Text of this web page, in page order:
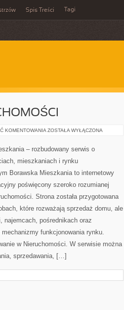
Spis Treści Tagi
KOMENTOWANIA INWESTOWANIE
ZOSTAŁA WYŁĄCZONA
– rozbudowany serwis o
mieszkaniach i rynku
Borawska Mieszkania to internetowy
poświęcony szeroko rozumianej
Strona została przygotowana
które rozważają sprzedaż domu, ale
najemcach, pośrednikach oraz
funkcjonowania rynku.
w Nieruchomości. W serwisie można
sprzedawania, […]